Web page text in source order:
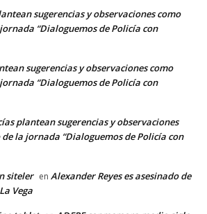
sugerencias y observaciones como
“Dialoguemos de Policía con
sugerencias y observaciones como
“Dialoguemos de Policía con
plantean sugerencias y observaciones
la jornada “Dialoguemos de Policía con
siteler en Alexander Reyes es asesinado de
Vega